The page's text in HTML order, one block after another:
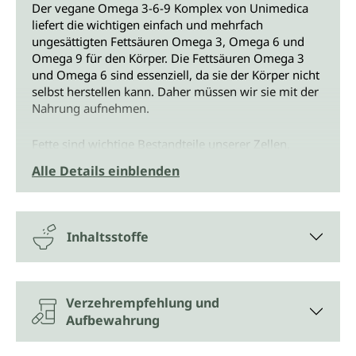
Der vegane Omega 3-6-9 Komplex von Unimedica
liefert die wichtigen einfach und mehrfach
ungesättigten Fettsäuren Omega 3, Omega 6 und
Omega 9 für den Körper. Die Fettsäuren Omega 3
und Omega 6 sind essenziell, da sie der Körper nicht
selbst herstellen kann. Daher müssen wir sie mit der
Nahrung aufnehmen.
Fette sind wichtige Bestandteile unserer Zellen,
(Omega 9) und mehrfach (Omega 3 und 6)
ungesättigten Fettsäuren beeinflussen den
Cholesterinspiegel im Blut, wenn sie gesättigte
Fettsäuren in der Ernährung ersetzen. Die richtigen
Fette sind ein wichtiger Bestandteil einer
ausgewogenen und abwechslungsreichen Ernährung
und einem Leben in Balance. Dabei spielt es auch
eine Rolle, aus welcher Quelle sie stammen und in
welcher Qualität sie vorliegen. Ein wesentlicher
Vorteil des Omega 3-6-9 Komplexes von Unimedica
ist, dass die enthaltenen Fettsäuren in ihrer
Alle Details einblenden
Inhaltsstoffe
Verzehrempfehlung und
Aufbewahrung